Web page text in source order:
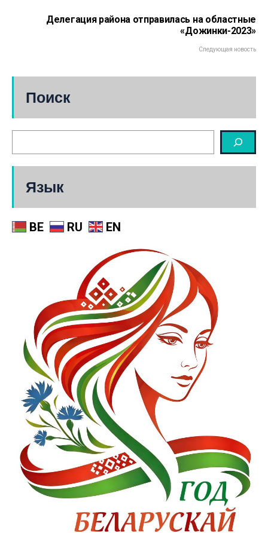
Делегация района отправилась на областные
«Дожинки-2023»
Следующая новость
Поиск
Язык
BE RU EN